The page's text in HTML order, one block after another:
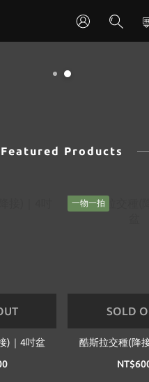
Featured Products
)｜4吋盆
一物一拍
SOLD
酷斯拉交種(降